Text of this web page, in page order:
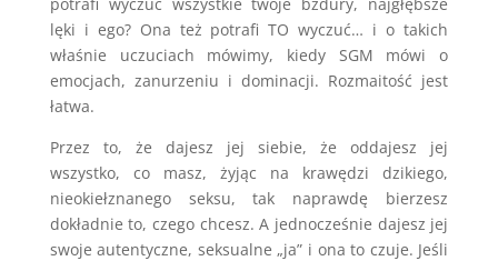
lęki i ego? Ona też potrafi TO wyczuć… i o takich
właśnie uczuciach mówimy, kiedy SGM mówi o
emocjach, zanurzeniu i dominacji. Rozmaitość jest
łatwa.
Przez to, że dajesz jej siebie, że oddajesz jej
wszystko, co masz, żyjąc na krawędzi dzikiego,
nieokiełznanego seksu, tak naprawdę bierzesz
dokładnie to, czego chcesz. A jednocześnie dajesz jej
swoje autentyczne, seksualne „ja” i ona to czuje. Jeśli